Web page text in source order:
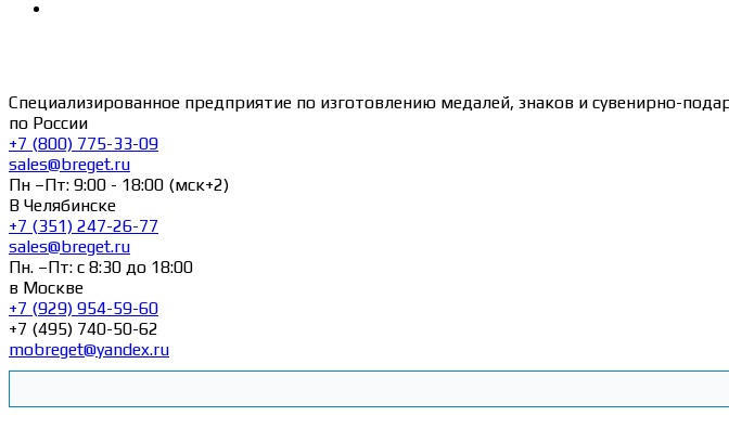
Специализированное предприятие по изготовлению медалей, знаков и сувенирно-
по России
+7 (800) 775-33-09
sales@breget.ru
Пн –Пт: 9:00 - 18:00 (мск+2)
В Челябинске
+7 (351) 247-26-77
sales@breget.ru
Пн. –Пт: с 8:30 до 18:00
в Москве
+7 (929) 954-59-60
+7 (495) 740-50-62
mobreget@yandex.ru